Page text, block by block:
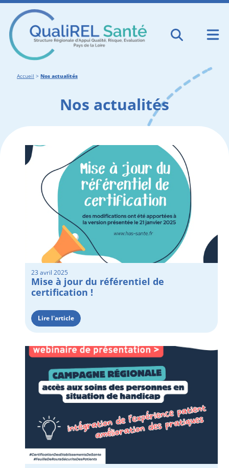
Accueil > Nos actualités
Nos actualités
23 avril 2025
Mise à jour du référentiel de
certification !
Lire l'article